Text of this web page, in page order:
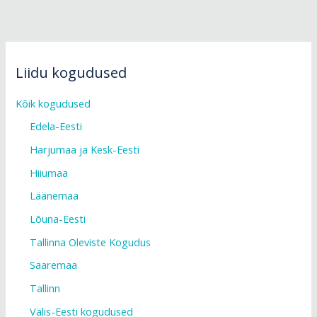
Liidu kogudused
Kõik kogudused
Edela-Eesti
Harjumaa ja Kesk-Eesti
Hiiumaa
Läänemaa
Lõuna-Eesti
Tallinna Oleviste Kogudus
Saaremaa
Tallinn
Välis-Eesti kogudused